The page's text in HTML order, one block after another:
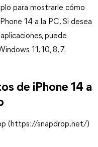
para mostrarle cómo
14 a la PC. Si desea
puede
11, 10, 8, 7.
de iPhone 14 a
(https://snapdrop.net/)